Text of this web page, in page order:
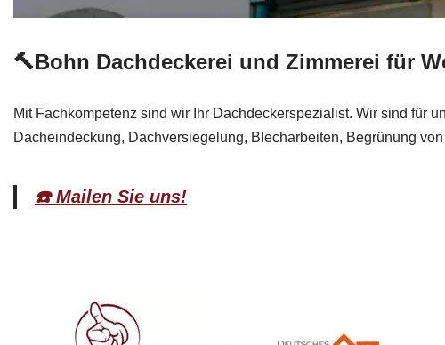
🔨Bohn Dachdeckerei und Zimmerei für
Mit Fachkompetenz sind wir Ihr Dachdeckerspezialist. Wir sind für
Dacheindeckung, Dachversiegelung, Blecharbeiten, Begrünung
☎️ Mailen Sie uns!